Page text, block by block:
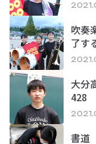
吹奏
了す
大分
428
書道